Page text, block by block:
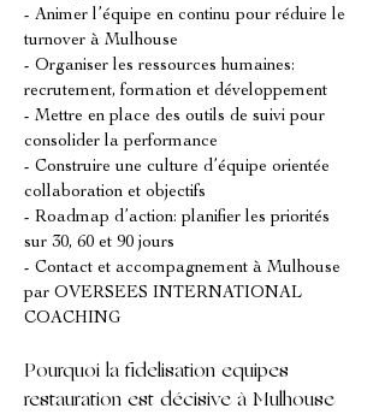
- Animer l’équipe en continu pour réduire le
turnover à Mulhouse
- Organiser les ressources humaines:
recrutement, formation et développement
- Mettre en place des outils de suivi pour
consolider la performance
- Construire une culture d’équipe orientée
collaboration et objectifs
- Roadmap d’action: planifier les priorités
sur 30, 60 et 90 jours
- Contact et accompagnement à Mulhouse
par OVERSEES INTERNATIONAL
COACHING
Pourquoi la fidelisation equipes
restauration est décisive à Mulhouse